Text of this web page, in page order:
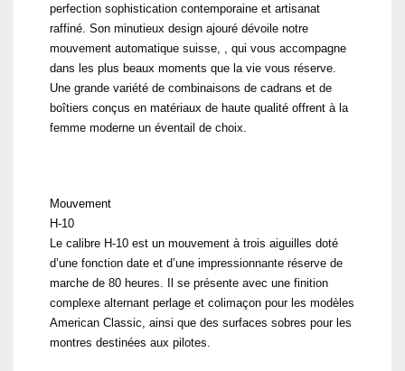
perfection sophistication contemporaine et artisanat
raffiné. Son minutieux design ajouré dévoile notre
mouvement automatique suisse, , qui vous accompagne
dans les plus beaux moments que la vie vous réserve.
Une grande variété de combinaisons de cadrans et de
boîtiers conçus en matériaux de haute qualité offrent à la
femme moderne un éventail de choix.
Mouvement
H-10
Le calibre H-10 est un mouvement à trois aiguilles doté
d’une fonction date et d’une impressionnante réserve de
marche de 80 heures. Il se présente avec une finition
complexe alternant perlage et colimaçon pour les modèles
American Classic, ainsi que des surfaces sobres pour les
montres destinées aux pilotes.